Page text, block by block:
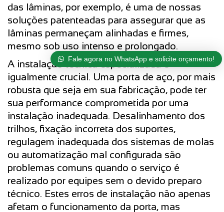
das lâminas, por exemplo, é uma de nossas
soluções patenteadas para assegurar que as
lâminas permaneçam alinhadas e firmes,
mesmo sob uso intenso e prolongado.
A instalação técnica especializada é
igualmente crucial. Uma porta de aço, por mais
robusta que seja em sua fabricação, pode ter
sua performance comprometida por uma
instalação inadequada. Desalinhamento dos
trilhos, fixação incorreta dos suportes,
regulagem inadequada dos sistemas de molas
ou automatização mal configurada são
problemas comuns quando o serviço é
realizado por equipes sem o devido preparo
técnico. Estes erros de instalação não apenas
afetam o funcionamento da porta, mas
Fale agora no WhatsApp e solicite orçamento!